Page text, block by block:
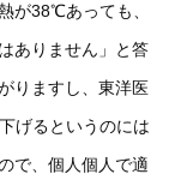
が38℃あっても、
ありません」と答
りますし、東洋医
げるというのには
で、個人個人で適